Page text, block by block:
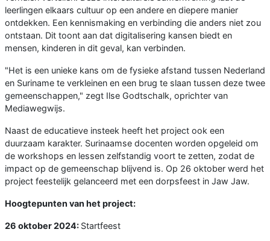
leerlingen elkaars cultuur op een andere en diepere manier
ontdekken. Een kennismaking en verbinding die anders niet zou
ontstaan. Dit toont aan dat digitalisering kansen biedt en
mensen, kinderen in dit geval, kan verbinden.
"Het is een unieke kans om de fysieke afstand tussen Nederland
en Suriname te verkleinen en een brug te slaan tussen deze twee
gemeenschappen," zegt Ilse Godtschalk, oprichter van
Mediawegwijs.
Naast de educatieve insteek heeft het project ook een
duurzaam karakter. Surinaamse docenten worden opgeleid om
de workshops en lessen zelfstandig voort te zetten, zodat de
impact op de gemeenschap blijvend is. Op 26 oktober werd het
project feestelijk gelanceerd met een dorpsfeest in Jaw Jaw.
Hoogtepunten van het project:
26 oktober 2024: Startfeest